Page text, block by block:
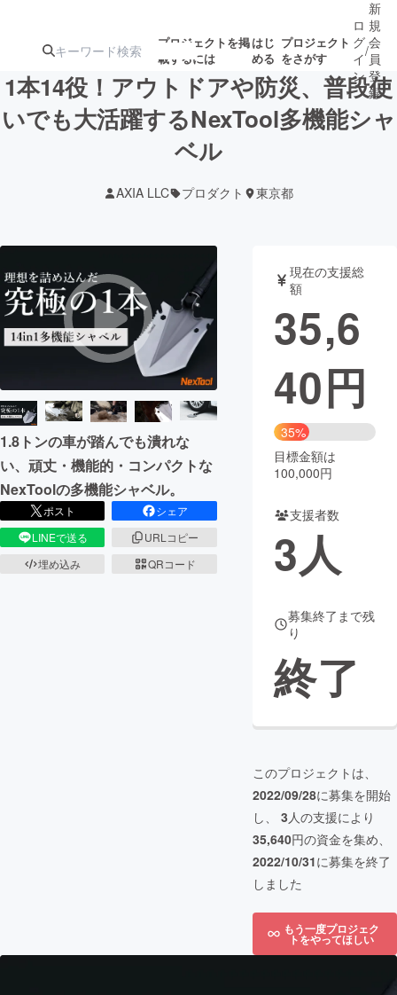
プロジェクトを掲
載するには
はじ
める
プロジェクト
をさがす
注目の新着プロ 募集終了が近いプ
テクノロジー・ガジェット
映像・映画 書籍・雑誌
ビジネス・起業 チャレンジ
まちづくり・地域活性化
CAMPFIRE for Social Good
CAMPFIRE Creation
CAMPFIREふるさと納税
コミュニティ
ロ
グ
イ
ン
/
新
規
会
員
登
録
1本14役！アウトドアや防災、普段使
いでも大活躍するNexTool多機能シャ
ベル
AXIA LLC プロダクト 東京都
1.8トンの車が踏んでも潰れな
い、頑丈・機能的・コンパクトな
NexToolの多機能シャベル。
ポスト
シェア
LINEで送る
URLコピー
埋め込み
QRコード
現在の支援総
額
35,6
40円
35%
目標金額は
100,000円
支援者数
3人
募集終了まで残
り
終了
このプロジェクトは、
2022/09/28に募集を開始
し、 3人の支援により
35,640円の資金を集め、
2022/10/31に募集を終了
しました
もう一度プロジェク
トをやってほしい